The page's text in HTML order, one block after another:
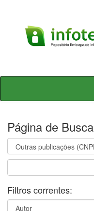
Skip
Página de Busca
Filtros correntes: